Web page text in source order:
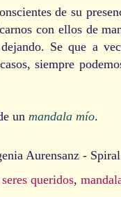
de su
con ellos de
Se que a
siempre
un mandala mío.
Aurensanz -
queridos,